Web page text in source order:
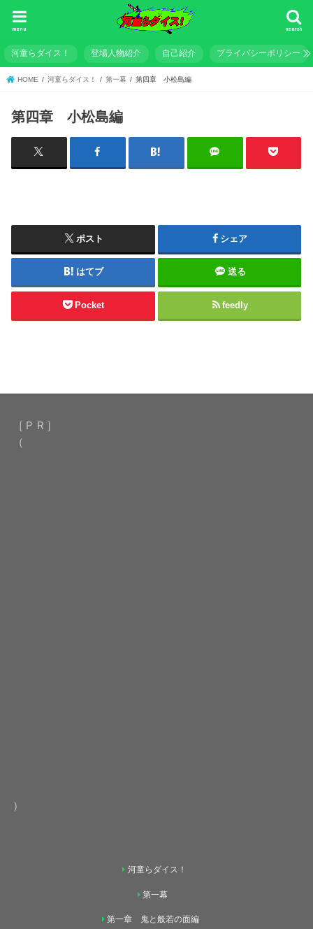
search
menu
河童らダイス！ 登場人物紹介 自己紹介 プライバシーポリシー
HOME 河童らダイス！ 第一幕 第四章 小松島編
第四章 小松島編
ポスト シェア
はてブ 送る
Pocket feedly
［ＰＲ］
（
）
河童らダイス！
第一幕
第一章 鬼と般若の面編